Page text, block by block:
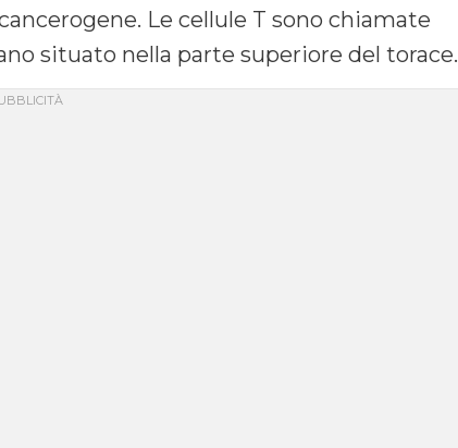
Le cellule T sono chiamate
situato nella parte superiore del torace.